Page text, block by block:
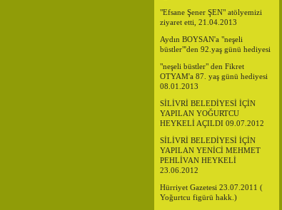
"Efsane Şener ŞEN" atölyemizi
ziyaret etti, 21.04.2013
Aydın BOYSAN'a "neşeli
büstler"'den 92.yaş günü hediyesi
"neşeli büstler" den Fikret
OTYAM'a 87. yaş günü hediyesi
08.01.2013
SİLİVRİ BELEDİYESİ İÇİN
YAPILAN YOĞURTCU
HEYKELİ AÇILDI 09.07.2012
SİLİVRİ BELEDİYESİ İÇİN
YAPILAN YENİCİ MEHMET
PEHLİVAN HEYKELİ
23.06.2012
Hürriyet Gazetesi 23.07.2011 (
Yoğurtcu figürü hakk.)